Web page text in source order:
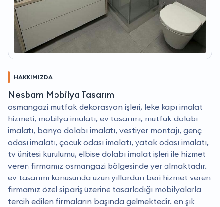
HAKKIMIZDA
Nesbam Mobilya Tasarım
osmangazi mutfak dekorasyon işleri, leke kapı imalat
hizmeti, mobilya imalatı, ev tasarımı, mutfak dolabı
imalatı, banyo dolabı imalatı, vestiyer montajı, genç
odası imalatı, çocuk odası imalatı, yatak odası imalatı,
tv ünitesi kurulumu, elbise dolabı imalat işleri ile hizmet
veren firmamız osmangazi bölgesinde yer almaktadır.
ev tasarımı konusunda uzun yıllardan beri hizmet veren
firmamız özel sipariş üzerine tasarladığı mobilyalarla
tercih edilen firmaların başında gelmektedir. en şık